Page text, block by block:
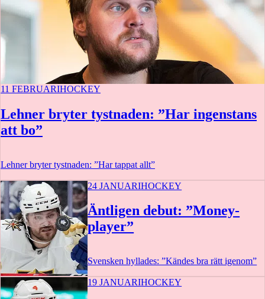
11 FEBRUARIHOCKEY
Lehner bryter tystnaden: ”Har ingenstans
att bo”
Lehner bryter tystnaden: ”Har tappat allt”
24 JANUARIHOCKEY
Äntligen debut: ”Money-
player”
Svensken hyllades: ”Kändes bra rätt igenom”
19 JANUARIHOCKEY